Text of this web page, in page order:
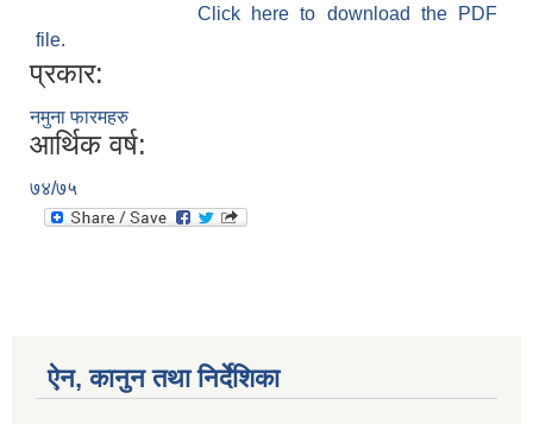
Click here to download the PDF
file.
प्रकार:
नमुना फारमहरु
आर्थिक वर्ष:
७४/७५
ऐन, कानुन तथा निर्देशिका